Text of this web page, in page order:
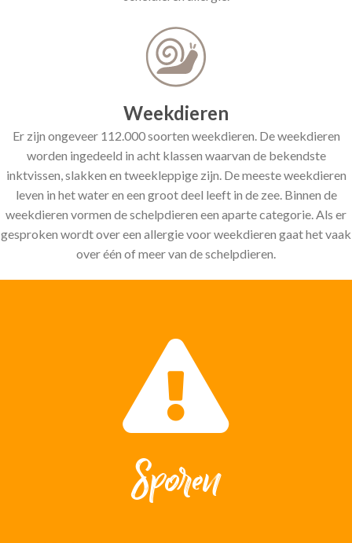
Weekdieren
Er zijn ongeveer 112.000 soorten weekdieren. De weekdieren
worden ingedeeld in acht klassen waarvan de bekendste
inktvissen, slakken en tweekleppige zijn. De meeste weekdieren
leven in het water en een groot deel leeft in de zee. Binnen de
weekdieren vormen de schelpdieren een aparte categorie. Als er
gesproken wordt over een allergie voor weekdieren gaat het vaak
over één of meer van de schelpdieren.
Sporen